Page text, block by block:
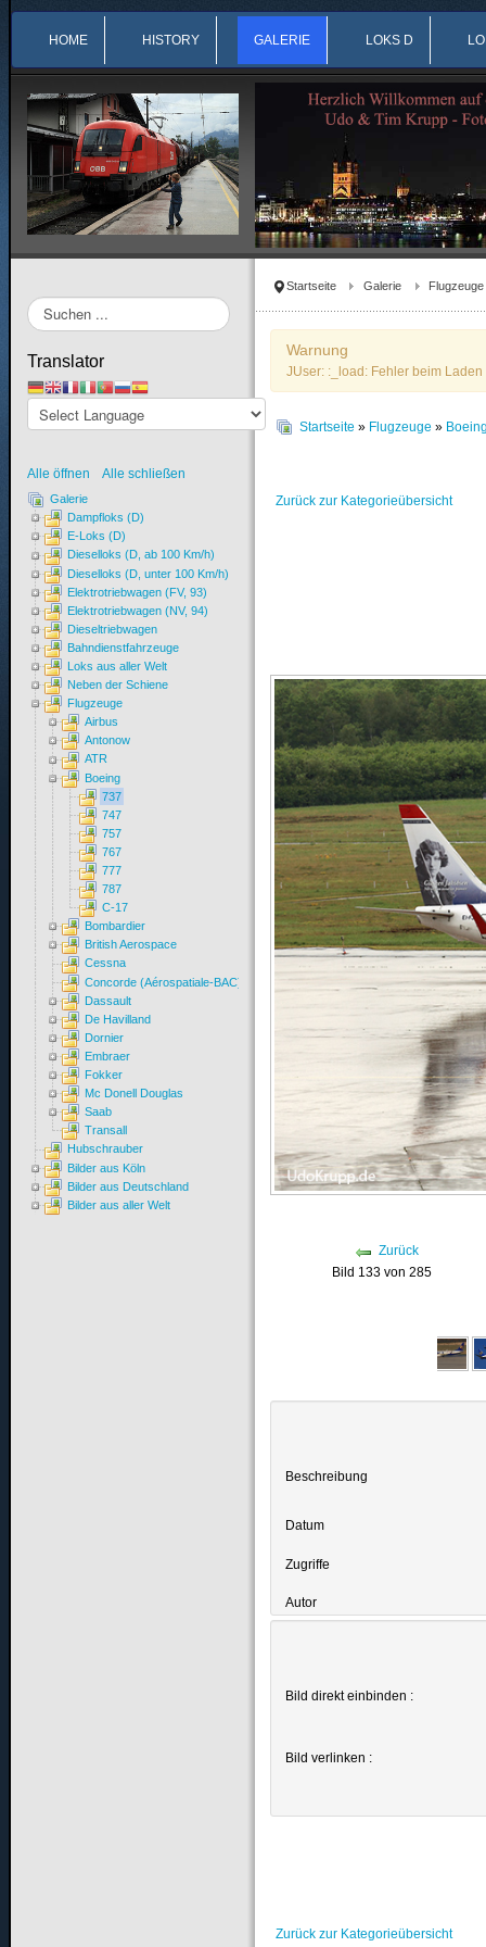
HOME HISTORY GALERIE LOKS D
Startseite Galerie Flugzeuge
Warnung
JUser: :_load: Fehler beim
Startseite » Flugzeuge »
Zurück zur Kategorieübersicht
Zurück
Bild 133 von 285
Beschreibung
Datum
Zugriffe
Autor
Bild direkt einbinden :
Bild verlinken :
Zurück zur Kategorieübersicht
Suchen
...
Translator
Alle öffnen Alle schließen
Galerie
Dampfloks (D)
E-Loks (D)
Dieselloks (D, ab 100 Km/h)
Dieselloks (D, unter 100 Km/h)
Elektrotriebwagen (FV, 93)
Elektrotriebwagen (NV, 94)
Dieseltriebwagen
Bahndienstfahrzeuge
Loks aus aller Welt
Neben der Schiene
Flugzeuge
Airbus
Antonow
ATR
Boeing
737
747
757
767
777
787
C-17
Bombardier
British Aerospace
Cessna
Concorde (Aérospatiale-BAC)
Dassault
De Havilland
Dornier
Embraer
Fokker
Mc Donell Douglas
Saab
Transall
Hubschrauber
Bilder aus Köln
Bilder aus Deutschland
Bilder aus aller Welt